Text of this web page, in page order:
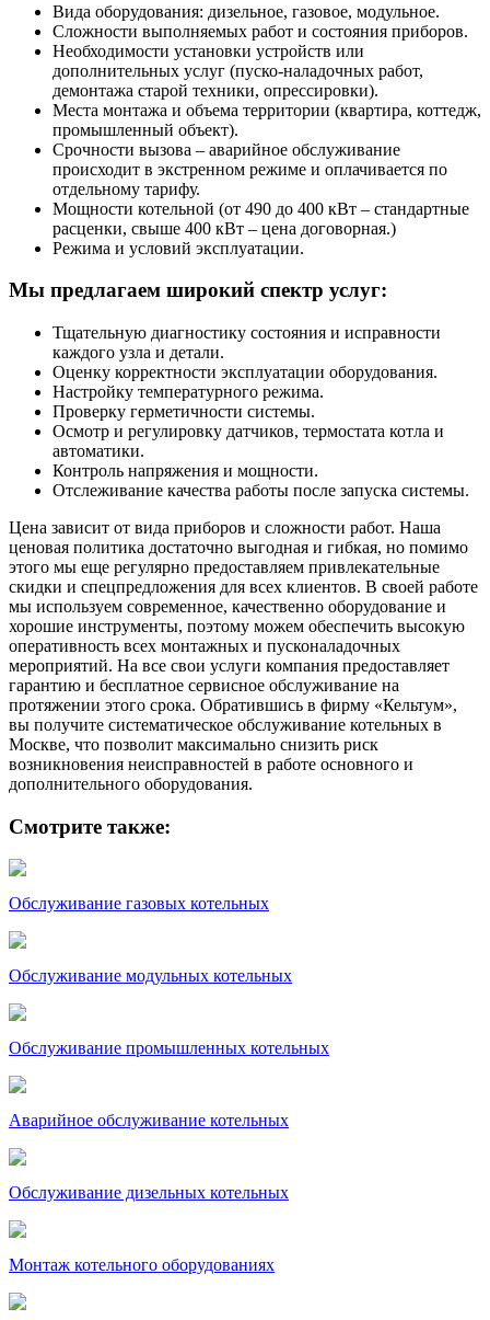
Вида оборудования: дизельное, газовое, модульное.
Сложности выполняемых работ и состояния приборов.
Необходимости установки устройств или
дополнительных услуг (пуско-наладочных работ,
демонтажа старой техники, опрессировки).
Места монтажа и объема территории (квартира, коттедж,
промышленный объект).
Срочности вызова – аварийное обслуживание
происходит в экстренном режиме и оплачивается по
отдельному тарифу.
Мощности котельной (от 490 до 400 кВт – стандартные
расценки, свыше 400 кВт – цена договорная.)
Режима и условий эксплуатации.
Мы предлагаем широкий спектр услуг:
Тщательную диагностику состояния и исправности
каждого узла и детали.
Оценку корректности эксплуатации оборудования.
Настройку температурного режима.
Проверку герметичности системы.
Осмотр и регулировку датчиков, термостата котла и
автоматики.
Контроль напряжения и мощности.
Отслеживание качества работы после запуска системы.
Цена зависит от вида приборов и сложности работ. Наша
ценовая политика достаточно выгодная и гибкая, но помимо
этого мы еще регулярно предоставляем привлекательные
скидки и спецпредложения для всех клиентов. В своей работе
мы используем современное, качественно оборудование и
хорошие инструменты, поэтому можем обеспечить высокую
оперативность всех монтажных и пусконаладочных
мероприятий. На все свои услуги компания предоставляет
гарантию и бесплатное сервисное обслуживание на
протяжении этого срока. Обратившись в фирму «Кельтум»,
вы получите систематическое обслуживание котельных в
Москве, что позволит максимально снизить риск
возникновения неисправностей в работе основного и
дополнительного оборудования.
Смотрите также:
Обслуживание газовых котельных
Обслуживание модульных котельных
Обслуживание промышленных котельных
Аварийное обслуживание котельных
Обслуживание дизельных котельных
Монтаж котельного оборудованиях